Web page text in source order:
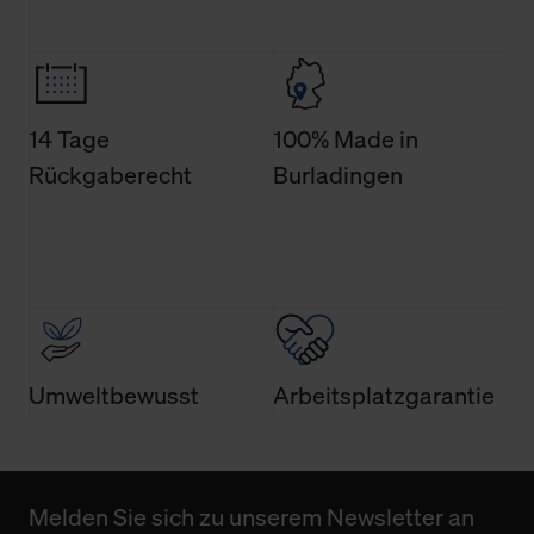
Einwilligung ist grundsätzlich freiwillig, für die Nutzung
der Webseite nicht erforderlich und kann jederzeit mit
Wirkung für die Zukunft widerrufen. Der Widerruf der
bisherigen Einstellungen und die damit verbundene
Technologien sowie die Nutzung Ihrer persönlichen Daten
finden Sie in unserer Datenschutzerklärung.
14 Tage
Rückgaberecht
100% Made in
Burladingen
Umweltbewusst Arbeitsplatzgarantie
Melden Sie sich zu unserem Newsletter an